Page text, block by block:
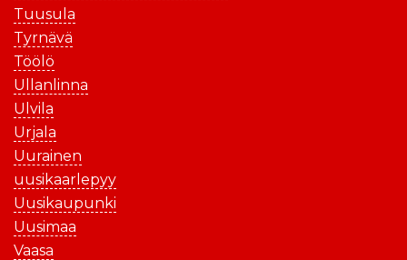
Tuusula
Tyrnävä
Töölö
Ullanlinna
Ulvila
Urjala
Uurainen
uusikaarlepyy
Uusikaupunki
Uusimaa
Vaasa